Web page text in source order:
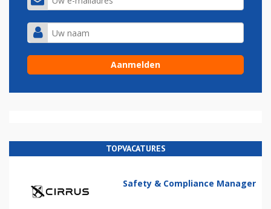
TOPVACATURES
Safety & Compliance Manager